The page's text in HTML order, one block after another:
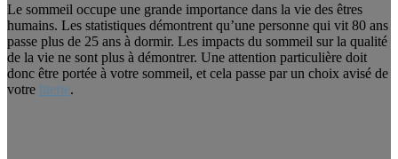
Le sommeil occupe une grande importance dans la vie des êtres
humains. Les statistiques démontrent qu’une personne qui vit 80 ans
passe plus de 25 ans à dormir. Les impacts du sommeil sur la qualité
de la vie ne sont plus à démontrer. Une attention particulière doit
donc être portée à votre sommeil, et cela passe par un choix avisé de
votre literie.